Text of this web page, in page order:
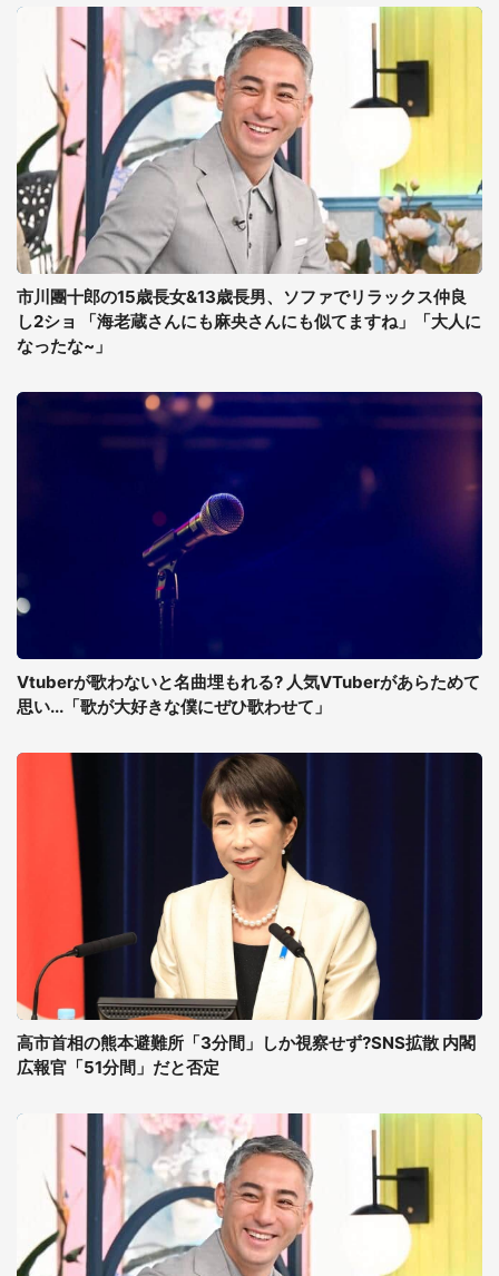
市川團十郎の15歳長女&13歳長男、ソファでリラックス仲良
し2ショ 「海老蔵さんにも麻央さんにも似てますね」「大人に
なったな~」
Vtuberが歌わないと名曲埋もれる? 人気VTuberがあらためて
思い...「歌が大好きな僕にぜひ歌わせて」
高市首相の熊本避難所「3分間」しか視察せず?SNS拡散 内閣
広報官「51分間」だと否定